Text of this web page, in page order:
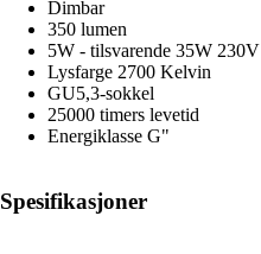
Dimbar
350 lumen
5W - tilsvarende 35W 230V
Lysfarge 2700 Kelvin
GU5,3-sokkel
25000 timers levetid
Energiklasse G"
Spesifikasjoner